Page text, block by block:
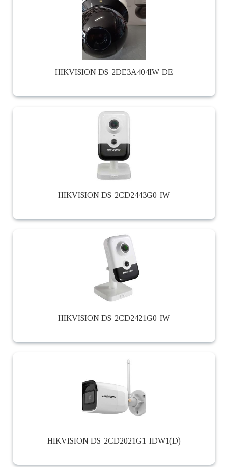
HIKVISION DS-2DE3A404IW-DE
HIKVISION DS-2CD2443G0-IW
HIKVISION DS-2CD2421G0-IW
HIKVISION DS-2CD2021G1-IDW1(D)